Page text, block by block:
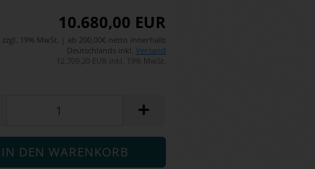
10.680,00 EUR
zzgl. 19% MwSt. | ab 200,00€ netto innerhalb
Deutschlands inkl. Versand
12.709,20 EUR inkl. 19% MwSt.